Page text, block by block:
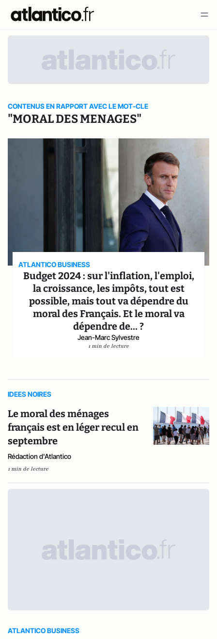
CONTENUS EN RAPPORT AVEC LE MOT-CLE
"MORAL DES MENAGES"
ATLANTICO BUSINESS
Budget 2024 : sur l'inflation, l'emploi,
la croissance, les impôts, tout est
possible, mais tout va dépendre du
moral des Français. Et le moral va
dépendre de… ?
Jean-Marc Sylvestre
1 min de lecture
IDEES NOIRES
Le moral des ménages
français est en léger recul en
septembre
Rédaction d'Atlantico
1 min de lecture
ATLANTICO BUSINESS